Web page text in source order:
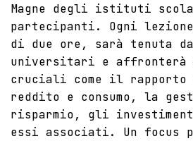
Magne degli istituti
partecipanti. Ogni
di due ore, sarà tenuta
universitari e affronterà
cruciali come il
reddito e consumo, la
risparmio, gli
essi associati. Un focus